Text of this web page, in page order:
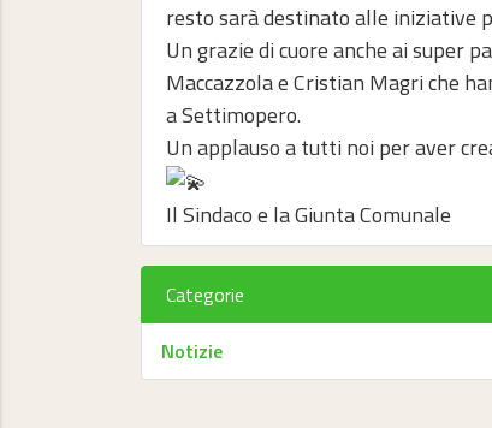
resto sarà destinato alle iniziative
Un grazie di cuore anche ai super
Maccazzola e Cristian Magri che
a Settimopero.
Un applauso a tutti noi per aver
Il Sindaco e la Giunta Comunale
Categorie
Notizie